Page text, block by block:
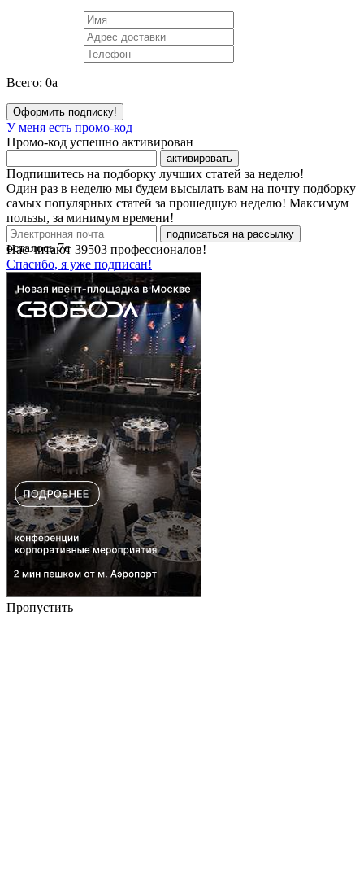
Всего: 0a
Оформить подписку!
У меня есть промо-код
Промо-код успешно активирован
активировать
Подпишитесь на подборку лучших статей за неделю!
Один раз в неделю мы будем высылать вам на почту подборку
самых популярных статей за прошедшую неделю! Максимум
пользы, за минимум времени!
подписаться на рассылку
Нас читают 39503 профессионалов!
Спасибо, я уже подписан!
осталось7с
Пропустить